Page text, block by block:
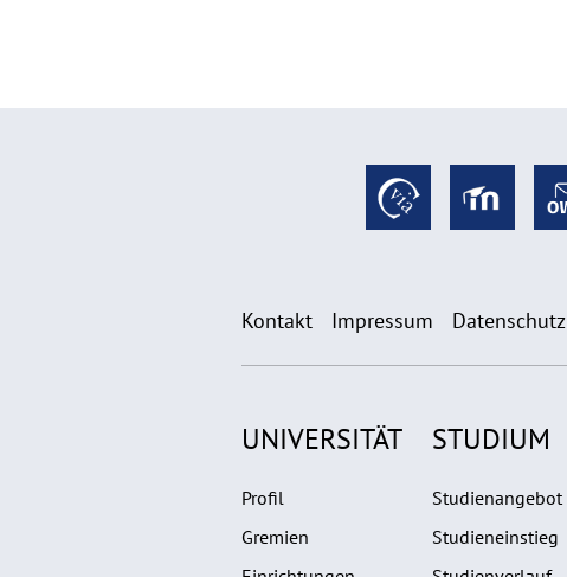
Kontakt Impressum Datenschutz
UNIVERSITÄT
Profil
Gremien
STUDIUM
Studienangebot
Studieneinstieg